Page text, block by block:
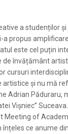
a studenților
a propus
este cel puțin
învățământ
cursuri
și nu mă
Adrian Păduraru,
Vișniec”
Meeting of
ce anume